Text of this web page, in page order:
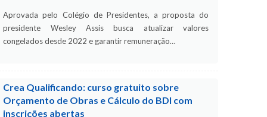
Aprovada pelo Colégio de Presidentes, a proposta do
presidente Wesley Assis busca atualizar valores
congelados desde 2022 e garantir remuneração…
Crea Qualificando: curso gratuito sobre
Orçamento de Obras e Cálculo do BDI com
inscrições abertas